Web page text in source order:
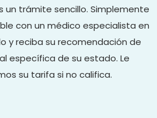
un trámite sencillo. Simplemente
con un médico especialista en
y reciba su recomendación de
específica de su estado. Le
su tarifa si no califica.